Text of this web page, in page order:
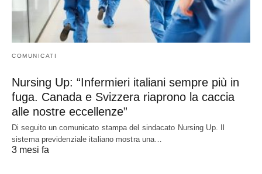
COMUNICATI
Nursing Up: “Infermieri italiani sempre più in
fuga. Canada e Svizzera riaprono la caccia
alle nostre eccellenze”
Di seguito un comunicato stampa del sindacato Nursing Up. Il
sistema previdenziale italiano mostra una…
3 mesi fa